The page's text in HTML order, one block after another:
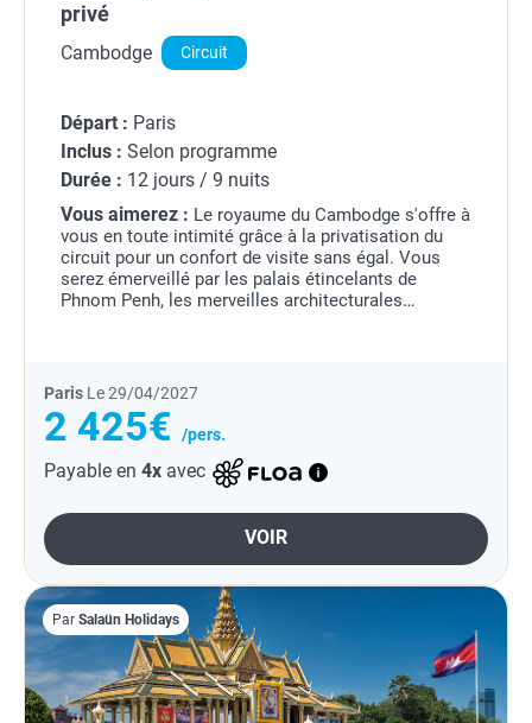
privé
Cambodge Circuit
Départ : Paris
Inclus : Selon programme
Durée : 12 jours / 9 nuits
Vous aimerez : Le royaume du Cambodge s'offre à
vous en toute intimité grâce à la privatisation du
circuit pour un confort de visite sans égal. Vous
serez émerveillé par les palais étincelants de
Phnom Penh, les merveilles architecturales
Paris Le 29/04/2027
2 425€ /pers.
Payable en 4x avec
VOIR
Par Salaün Holidays